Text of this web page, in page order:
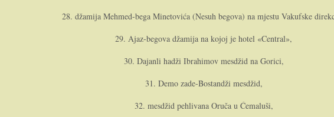
28. džamija Mehmed-bega Minetovića (Nesuh begova) na mjestu Vakufske
29. Ajaz-begova džamija na kojoj je hotel «Central»,
30. Dajanli hadži Ibrahimov mesdžid na Gorici,
31. Demo zade-Bostandži mesdžid,
32. mesdžid pehlivana Oruča u Ćemaluši,